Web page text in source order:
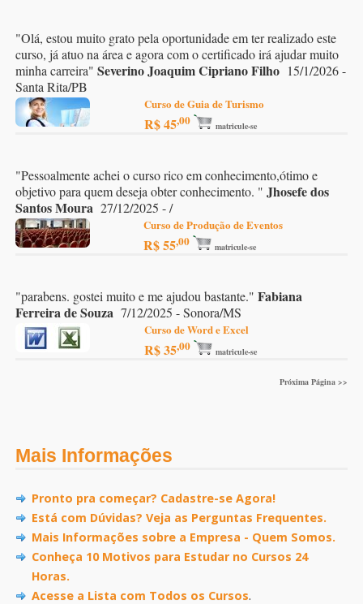
"Olá, estou muito grato pela oportunidade em ter realizado este
curso, já atuo na área e agora com o certificado irá ajudar muito
minha carreira" Severino Joaquim Cipriano Filho 15/1/2026 -
Santa Rita/PB
Curso de Guia de Turismo
R$ 45,00 matricule-se
"Pessoalmente achei o curso rico em conhecimento,ótimo e
objetivo para quem deseja obter conhecimento. " Jhosefe dos
Santos Moura 27/12/2025 - /
Curso de Produção de Eventos
R$ 55,00 matricule-se
"parabens. gostei muito e me ajudou bastante." Fabiana
Ferreira de Souza 7/12/2025 - Sonora/MS
Curso de Word e Excel
R$ 35,00 matricule-se
Próxima Página >>
Mais Informações
Pronto pra começar? Cadastre-se Agora!
Está com Dúvidas? Veja as Perguntas Frequentes.
Mais Informações sobre a Empresa - Quem Somos.
Conheça 10 Motivos para Estudar no Cursos 24
Horas.
Acesse a Lista com Todos os Cursos.